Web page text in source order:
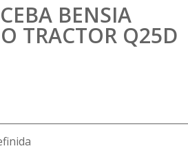
BENSIA
TRACTOR Q25D